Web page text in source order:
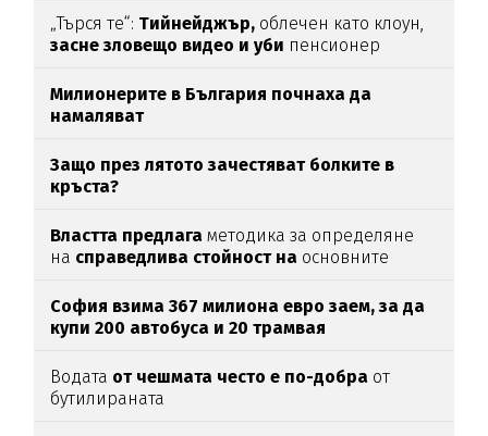
„Търся те“: Тийнейджър, облечен като клоун,
засне зловещо видео и уби пенсионер
Милионерите в България почнаха да
намаляват
Защо през лятото зачестяват болките в
кръста?
Властта предлага методика за определяне
на справедлива стойност на основните
София взима 367 милиона евро заем, за да
купи 200 автобуса и 20 трамвая
Водата от чешмата често е по-добра от
бутилираната